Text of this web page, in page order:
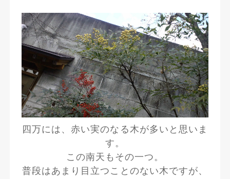
四万には、赤い実のなる木が多いと思いま
す。
この南天もその一つ。
普段はあまり目立つことのない木ですが、